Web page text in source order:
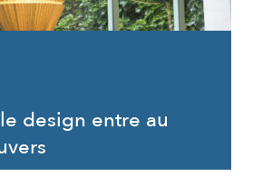
design entre au